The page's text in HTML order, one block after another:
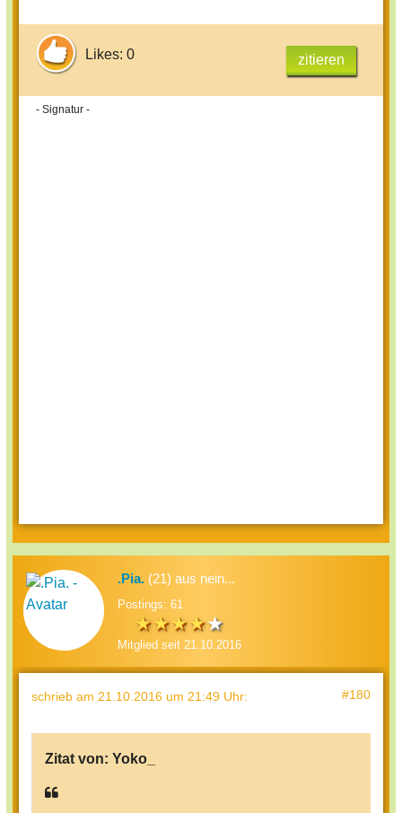
Likes: 0 zitieren
- Signatur -
.Pia. (21) aus nein...
Postings: 61
Mitglied seit 21.10.2016
schrieb am 21.10.2016 um 21:49 Uhr: #180
Zitat von: Yoko_